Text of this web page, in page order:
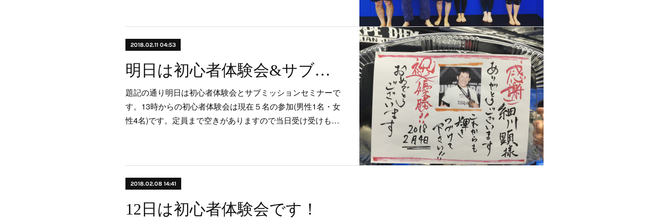
2018.02.11 04:53
明日は初心者体験会&サブミッションセミナー！
題記の通り明日は初心者体験会とサブミッションセミナーで
す。13時からの初心者体験会は現在５名の参加(男性1名・女
性4名)です。定員まで空きがありますので当日受け受けも…
2018.02.08 14:41
12日は初心者体験会です！